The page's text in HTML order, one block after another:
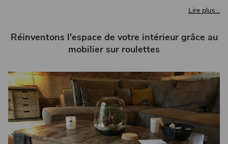
Lire plus...
Réinventons l'espace de votre intérieur grâce au
mobilier sur roulettes